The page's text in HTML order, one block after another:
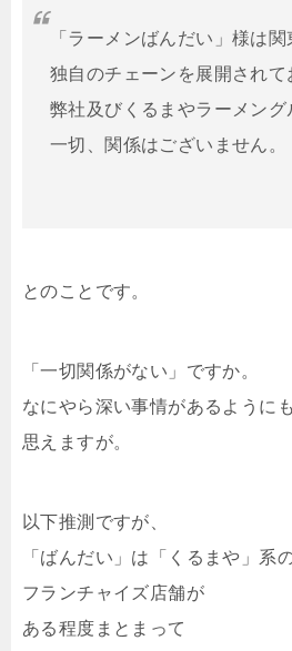
「ラーメンばんだい」様は
独自のチェーンを展開されて
弊社及びくるまやラーメング
一切、関係はございません。
とのことです。
「一切関係がない」ですか。
なにやら深い事情があるようにも
思えますが。
以下推測ですが、
「ばんだい」は「くるまや」系
フランチャイズ店舗が
ある程度まとまって